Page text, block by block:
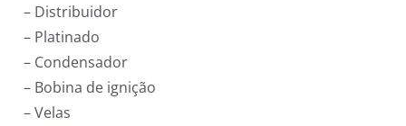
– Distribuidor
– Platinado
– Condensador
– Bobina de ignição
– Velas